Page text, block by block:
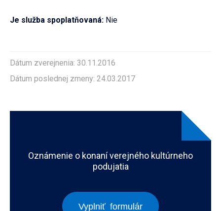
Je služba spoplatňovaná: Nie
Dátum zverejnenia: 30.11.2016
Dátum poslednej zmeny: 24.03.2017
Oznámenie o konaní verejného kultúrneho
podujatia
Vyplniť formulár